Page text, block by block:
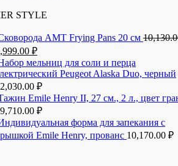
STYLE
AMT Frying Pans 20 см
₽
мельниц для соли и перца
Peugeot Alaska Duo, черный
₽
Emile Henry II, 27 см., 2 л., цвет
₽
форма для запекания с
Emile Henry, прованс 10,170.00 ₽